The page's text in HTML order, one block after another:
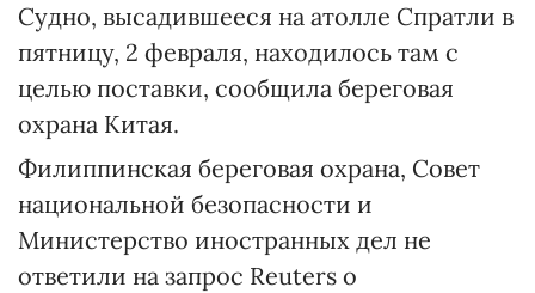
Судно, высадившееся на атолле Спратли в
пятницу, 2 февраля, находилось там с
целью поставки, сообщила береговая
охрана Китая.
Филиппинская береговая охрана, Совет
национальной безопасности и
Министерство иностранных дел не
ответили на запрос Reuters о